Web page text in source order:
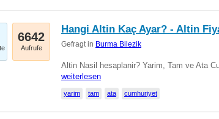
6642
Aufrufe
Hangi Altin Kaç Ayar? - Altin
Gefragt in Burma Bilezik
Altin Nasil hesaplanir? Yarim, Tam ve Ata
weiterlesen
yarim tam ata cumhuriyet